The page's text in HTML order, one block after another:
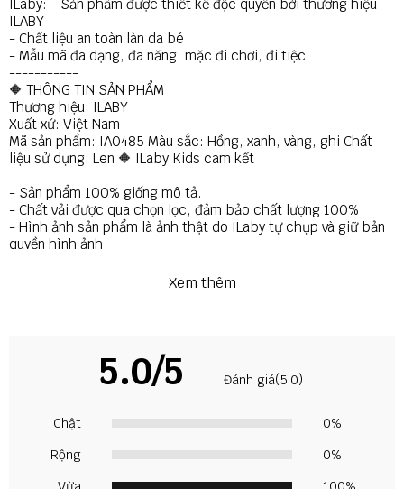
ILaby: - Sản phẩm được thiết kế độc quyền bởi thương hiệu
ILABY
- Chất liệu an toàn làn da bé
- Mẫu mã đa dạng, đa năng: mặc đi chơi, đi tiệc
-----------
🔶 THÔNG TIN SẢN PHẨM
Thương hiệu: ILABY
Xuất xứ: Việt Nam
Mã sản phẩm: IA0485 Màu sắc: Hồng, xanh, vàng, ghi Chất
liệu sử dụng: Len 🔶 ILaby Kids cam kết
- Sản phẩm 100% giống mô tả.
- Chất vải được qua chọn lọc, đảm bảo chất lượng 100%
- Hình ảnh sản phẩm là ảnh thật do ILaby tự chụp và giữ bản
quyền hình ảnh
- Hỗ trợ đổi trả theo quy định của shopee
🔶 CHÍNH SÁCH ĐỔI TRẢ ILABY
- Điều kiện áp dụng (trong vòng 07 ngày kể từ khi nhận sản
- Quý khách vui lòng quay lại video lúc bóc hàng và giữ
nguyên tem mác để tránh trường hợp đơn vị vận chuyển làm
mất hàng hoặc hàng có vấn đề từ nhà sản xuất.
- Sản phẩm đổi trả phải còn nguyên tem, nhãn, bao bì, chưa
qua sử dụng giặt tẩy, nguyên vẹn như ban đầu Shop giao
Xem thêm
5.0/5 Đánh giá(5.0)
Chật
0%
Rộng
0%